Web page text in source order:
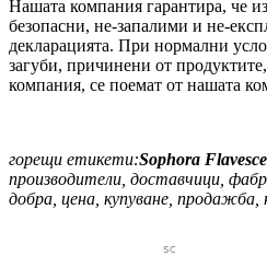
Нашата компания гарантира, че
безопасни, не-запалими и не-
декларацията. При нормални
загуби, причинени от
компания, се поемат от нашата
горещи етикети:Sophora
производители, доставчици,
добра, цена, купуване, продажба,